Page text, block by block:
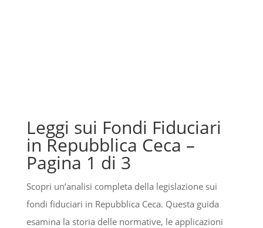
Leggi sui Fondi Fiduciari
in Repubblica Ceca –
Pagina 1 di 3
Scopri un’analisi completa della legislazione sui
fondi fiduciari in Repubblica Ceca. Questa guida
esamina la storia delle normative, le applicazioni